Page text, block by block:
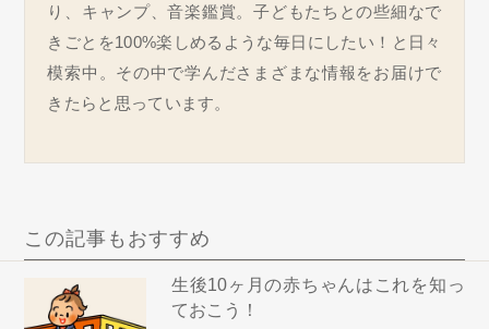
り、キャンプ、音楽鑑賞。子どもたちとの些細なで
きごとを100%楽しめるような毎日にしたい！と日々
模索中。その中で学んださまざまな情報をお届けで
きたらと思っています。
この記事もおすすめ
生後10ヶ月の赤ちゃんはこれを知っ
ておこう！